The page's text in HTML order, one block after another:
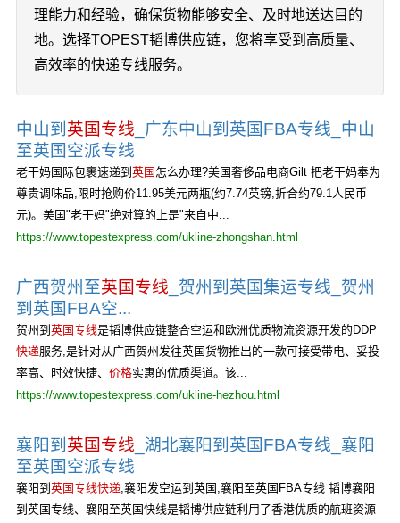
理能力和经验，确保货物能够安全、及时地送达目的
地。选择TOPEST韬博供应链，您将享受到高质量、
高效率的快递专线服务。
中山到 英国专线 _广东中山到英国FBA专线_中山
至英国空派专线
老干妈国际包裹速递到 英国 怎么办理?美国奢侈品电商Gilt 把老干妈奉为
尊贵调味品,限时抢购价11.95美元两瓶(约7.74英镑,折合约79.1人民币
元)。美国"老干妈"绝对算的上是"来自中...
https://www.topestexpress.com/ukline-zhongshan.html
广西贺州至英国专线 _贺州到英国集运专线_贺州
到英国FBA空...
贺州到 英国专线是韬博供应链整合空运和欧洲优质物流资源开发的DDP
快递服务,是针对从广西贺州发往英国货物推出的一款可接受带电、妥投
率高、时效快捷、 价格实惠的优质渠道。该...
https://www.topestexpress.com/ukline-hezhou.html
襄阳到 英国专线 _湖北襄阳到英国FBA专线_襄阳
至英国空派专线
襄阳到 英国专线快递,襄阳发空运到英国,襄阳至英国FBA专线 韬博襄阳
到英国专线、襄阳至英国快线是韬博供应链利用了香港优质的航班资源